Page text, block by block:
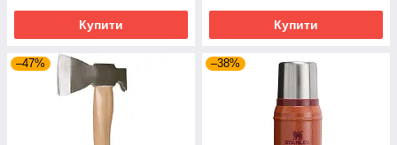
Купити Купити
–47% –38%